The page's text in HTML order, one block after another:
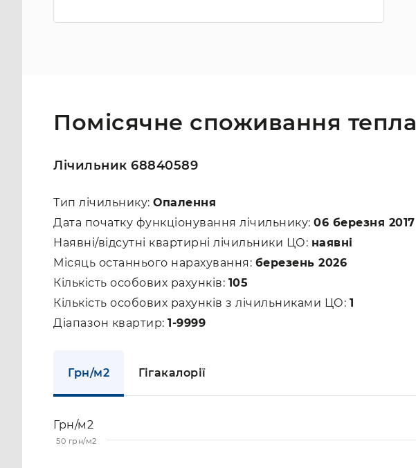
Помісячне споживання тепла
Лічильник 68840589
Тип лічильнику: Опалення
Дата початку функціонування лічильнику: 06 березня 2017
Наявні/відсутні квартирні лічильники ЦО: наявні
Місяць останнього нарахування: березень 2026
Кількість особових рахунків: 105
Кількість особових рахунків з лічильниками ЦО: 1
Діапазон квартир: 1-9999
Грн/м2 Гігакалорії
Грн/м2
50 грн/м2